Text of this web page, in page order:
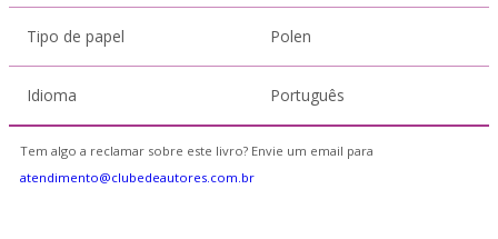
Tipo de papel Polen
Idioma Português
Tem algo a reclamar sobre este livro? Envie um email para
atendimento@clubedeautores.com.br